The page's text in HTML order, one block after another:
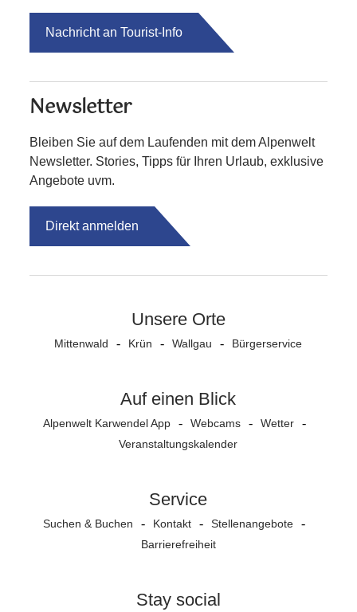
Nachricht an Tourist-Info
Newsletter
Bleiben Sie auf dem Laufenden mit dem Alpenwelt
Newsletter. Stories, Tipps für Ihren Urlaub, exklusive
Angebote uvm.
Direkt anmelden
Unsere Orte
Mittenwald Krün Wallgau Bürgerservice
Auf einen Blick
Alpenwelt Karwendel App Webcams
Wetter
Veranstaltungs­kalender
Service
Suchen & Buchen Kontakt
Stellenangebote
Barrierefreiheit
Stay social